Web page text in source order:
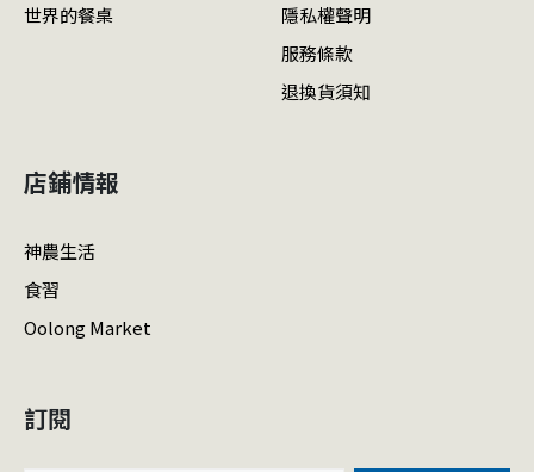
世界的餐桌
隱私權聲明
服務條款
退換貨須知
店鋪情報
神農生活
食習
Oolong Market
訂閱